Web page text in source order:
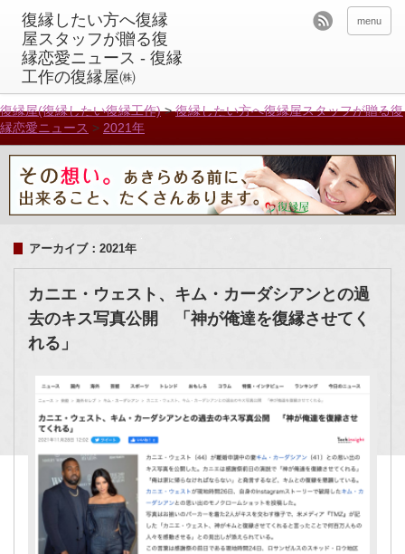
menu
復縁屋(復縁したい復縁工作)>復縁したい方へ復縁屋スタッフが贈る復
縁恋愛ニュース > 2021年
アーカイブ：2021年
カニエ・ウェスト、キム・カーダシアンとの過
去のキス写真公開 「神が俺達を復縁させてく
れる」